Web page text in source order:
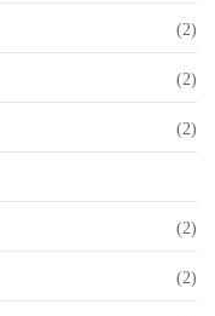
(2)
(2)
(2)
(2)
(2)